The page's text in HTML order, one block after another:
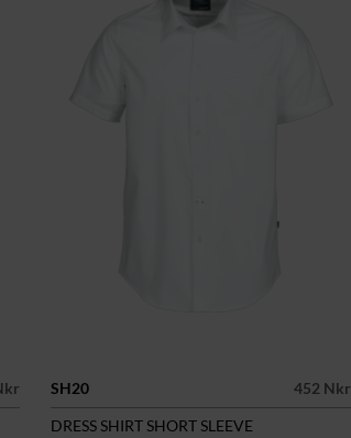
SH20
452 Nkr
DRESS SHIRT SHORT SLEEVE